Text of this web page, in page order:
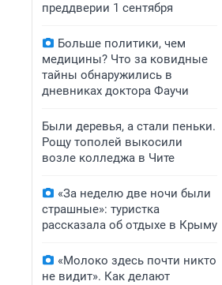
преддверии 1 сентября
Больше политики, чем
медицины? Что за ковидные
тайны обнаружились в
дневниках доктора Фаучи
Были деревья, а стали пеньки.
Рощу тополей выкосили
возле колледжа в Чите
«За неделю две ночи были
страшные»: туристка
рассказала об отдыхе в Крыму
«Молоко здесь почти никто
не видит». Как делают